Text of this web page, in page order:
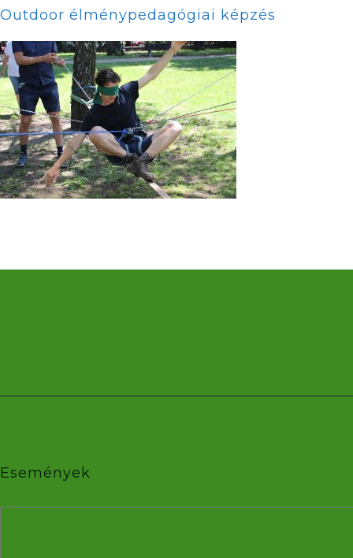
Outdoor élménypedagógiai képzés
Események